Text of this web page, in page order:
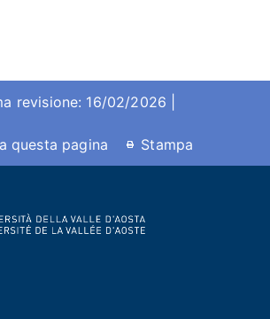
revisione: 16/02/2026 |
questa pagina Stampa